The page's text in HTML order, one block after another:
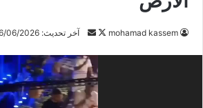
mohamad kassem
ت
ع
ع
س
ل
ب
آخر تحديث: 06/06/2026
مشغل